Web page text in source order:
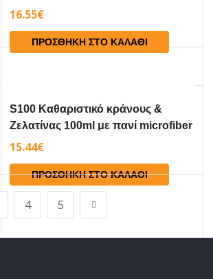
16.55€
ΠΡΟΣΘΉΚΗ ΣΤΟ ΚΑΛΆΘΙ
S100 Καθαριστικό κράνους &
Ζελατίνας 100ml με πανί microfiber
Dr. Wack
15.44€
ΠΡΟΣΘΉΚΗ ΣΤΟ ΚΑΛΆΘΙ
4 5